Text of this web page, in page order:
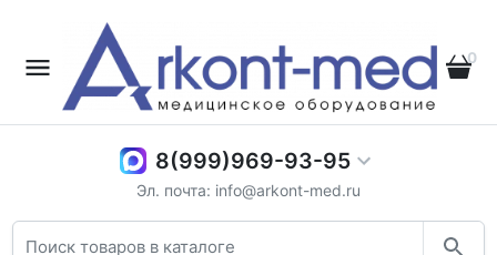
0
8(999)969-93-95
Эл. почта: info@arkont-med.ru